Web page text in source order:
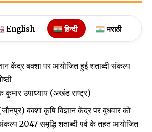
English हिन्दी मराठी
केंद्र बक्शा पर आयोजित हुई शताब्दी संकल्प
कुमार उपाध्याय (अखंड राष्ट्र)
बक्शा कृषि विज्ञान केंद्र पर बुधवार को
2047 समृद्धि शताब्दी पर्व के तहत आयोजित